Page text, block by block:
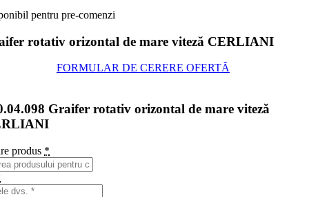
pentru pre-comenzi
rotativ orizontal de mare viteză CERLIANI
FORMULAR DE CERERE OFERTĂ
Graifer rotativ orizontal de mare viteză
produs *